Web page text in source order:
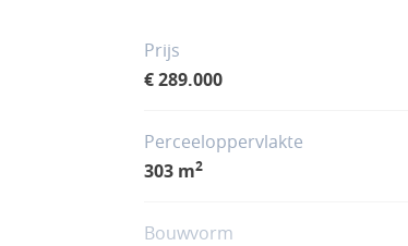
Prijs
€ 289.000
Perceeloppervlakte
303 m2
Bouwvorm